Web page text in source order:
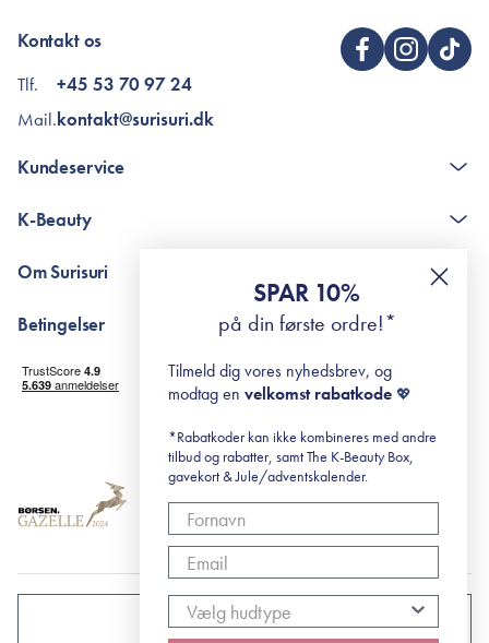
Kontakt os
Tlf.
Mail.
+45 53 70 97 24
kontakt@surisuri.dk
Kundeservice
The K-Beauty Box - spørgsmål og svar
RE-ZIP
K-Beauty
Retinol for begyndere
surisuri's mini guide til rosacea
Om Surisuri
Black Friday
Betingelser
Levering og returnering
Handelsbetingelser
Abonnementsbetingelser
DANMARK
SPAR 10%
på din første ordre!*
Tilmeld dig vores nyhedsbrev, og
modtag en velkomst rabatkode 💖
*Rabatkoder kan ikke kombineres med andre
tilbud og rabatter, samt The K-Beauty Box,
gavekort & Jule/adventskalender.